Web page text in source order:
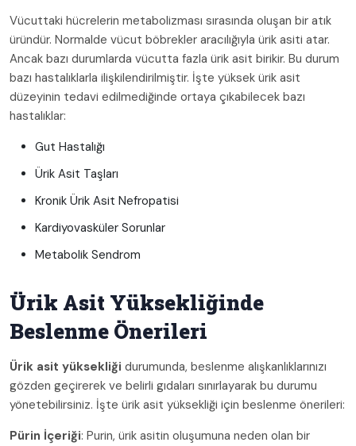
Vücuttaki hücrelerin metabolizması sırasında oluşan bir atık
üründür. Normalde vücut böbrekler aracılığıyla ürik asiti atar.
Ancak bazı durumlarda vücutta fazla ürik asit birikir. Bu durum
bazı hastalıklarla ilişkilendirilmiştir. İşte yüksek ürik asit
düzeyinin tedavi edilmediğinde ortaya çıkabilecek bazı
hastalıklar:
Gut Hastalığı
Ürik Asit Taşları
Kronik Ürik Asit Nefropatisi
Kardiyovasküler Sorunlar
Metabolik Sendrom
Ürik Asit Yüksekliğinde
Beslenme Önerileri
Ürik asit yüksekliği durumunda, beslenme alışkanlıklarınızı
gözden geçirerek ve belirli gıdaları sınırlayarak bu durumu
yönetebilirsiniz. İşte ürik asit yüksekliği için beslenme önerileri:
Pürin İçeriği: Purin, ürik asitin oluşumuna neden olan bir